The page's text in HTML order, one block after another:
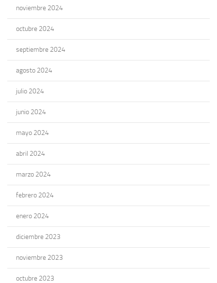
noviembre 2024
octubre 2024
septiembre 2024
agosto 2024
julio 2024
junio 2024
mayo 2024
abril 2024
marzo 2024
febrero 2024
enero 2024
diciembre 2023
noviembre 2023
octubre 2023